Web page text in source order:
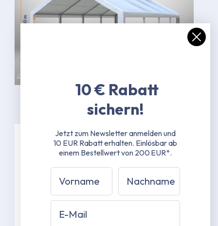
Spezifikationen
Materialstärke
42 mm Stahlrohrverbinder mit 1,5 mm
Materialstärke
Grau pulverbeschichtet RAL 7040
10 € Rabatt
sichern!
Jetzt zum Newsletter anmelden und
10 EUR Rabatt erhalten. Einlösbar ab
einem Bestellwert von 200 EUR*.
Vorname Nachname
Email